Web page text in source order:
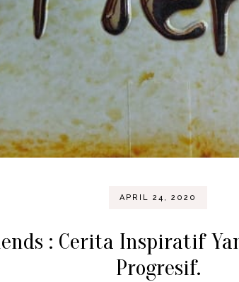
APRIL 24, 2020
: Cerita Inspiratif
Progresif.